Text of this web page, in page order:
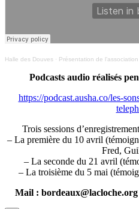
Halle des Douves · Présentation de
Podcasts audio réalisés
https://podcast.ausha.co/les-
Trois sessions
– La première du 10 avril
Fred,
– La seconde du 21 avril
– La troisième du 5 mai
Mail : bordeaux@lacloche.org